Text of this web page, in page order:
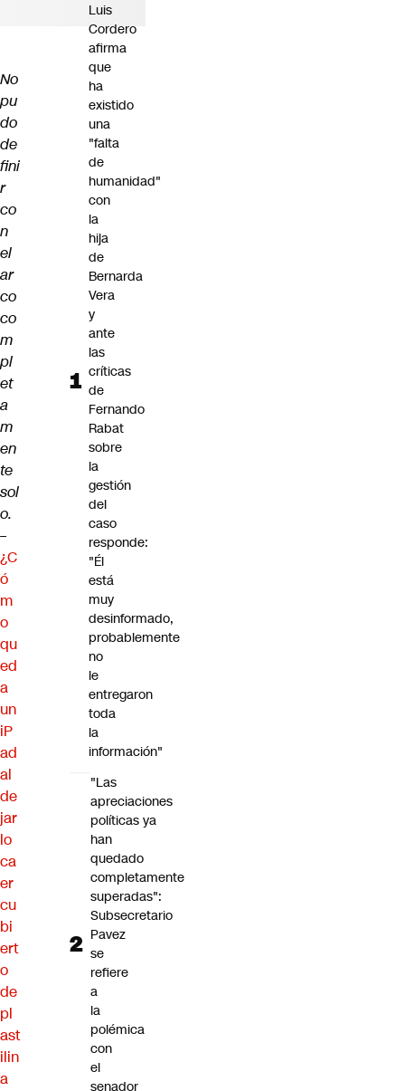
No
pu
do
de
fini
r
co
n
el
ar
co
co
m
pl
et
a
m
en
te
sol
o.
–
¿C
ó
m
o
qu
ed
a
un
iP
ad
al
de
jar
lo
ca
er
cu
bi
ert
o
de
pl
ast
ilin
a
Luis
Cordero
afirma
que
ha
existido
una
"falta
de
humanidad"
con
la
hija
de
Bernarda
Vera
y
ante
las
críticas
de
Fernando
Rabat
sobre
la
gestión
del
caso
responde:
"Él
está
muy
desinformado,
probablemente
no
le
entregaron
toda
la
información"
"Las
apreciaciones
políticas ya
han
quedado
completamente
superadas":
Subsecretario
Pavez
se
refiere
a
la
polémica
con
el
senador